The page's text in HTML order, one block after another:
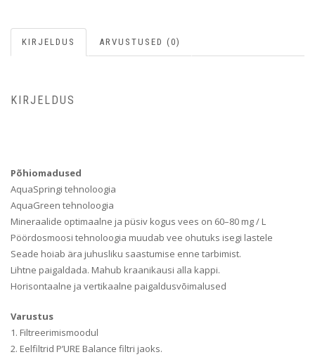
KIRJELDUS ARVUSTUSED (0)
KIRJELDUS
Põhiomadused
AquaSpringi tehnoloogia
AquaGreen tehnoloogia
Mineraalide optimaalne ja püsiv kogus vees on 60–80 mg / L
Pöördosmoosi tehnoloogia muudab vee ohutuks isegi lastele
Seade hoiab ära juhusliku saastumise enne tarbimist.
Lihtne paigaldada. Mahub kraanikausi alla kappi.
Horisontaalne ja vertikaalne paigaldusvõimalused
Varustus
1. Filtreerimismoodul
2. Eelfiltrid P’URE Balance filtri jaoks.